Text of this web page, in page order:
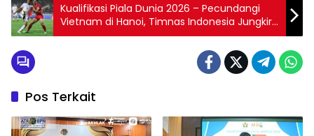
Kualifikasi Piala Dunia 2026 – Pecundangi
Vietnam di Hanoi, Timnas Indonesia Jungkir
Balikkan Prediksi Media-media Asing
Pos Terkait